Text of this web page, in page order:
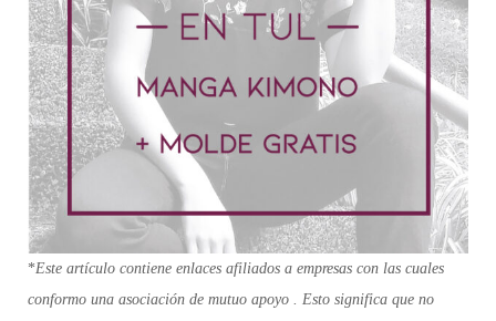
*Este artículo contiene enlaces afiliados a empresas con las cuales
conformo una asociación de mutuo apoyo . Esto significa que no